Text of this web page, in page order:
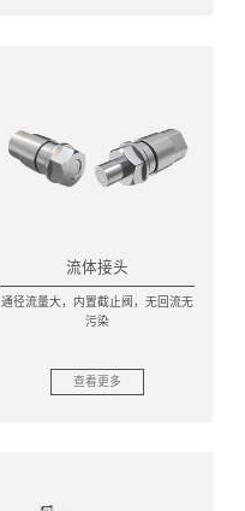
流体接头
通径流量大，内置截止阀，无回流无
污染
查看更多